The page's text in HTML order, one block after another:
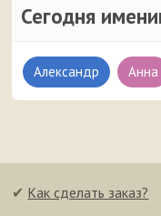
Сегодня
Александр Анна
✔ Как сделать заказ?